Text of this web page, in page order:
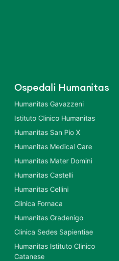
Ospedali Humanitas
Humanitas Gavazzeni
Istituto Clinico Humanitas
Humanitas San Pio X
Humanitas Medical Care
Humanitas Mater Domini
Humanitas Castelli
Humanitas Cellini
Clinica Fornaca
Humanitas Gradenigo
Clinica Sedes Sapientiae
Humanitas Istituto Clinico
Catanese